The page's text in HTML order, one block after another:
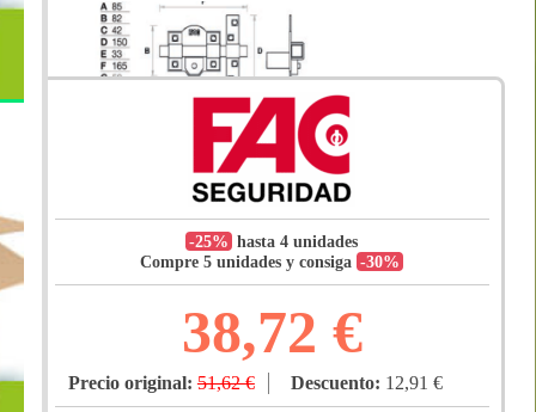
-25% hasta 4 unidades
Compre 5 unidades y consiga-30%
38,72 €
Precio original: 51,62 € Descuento: 12,91 €